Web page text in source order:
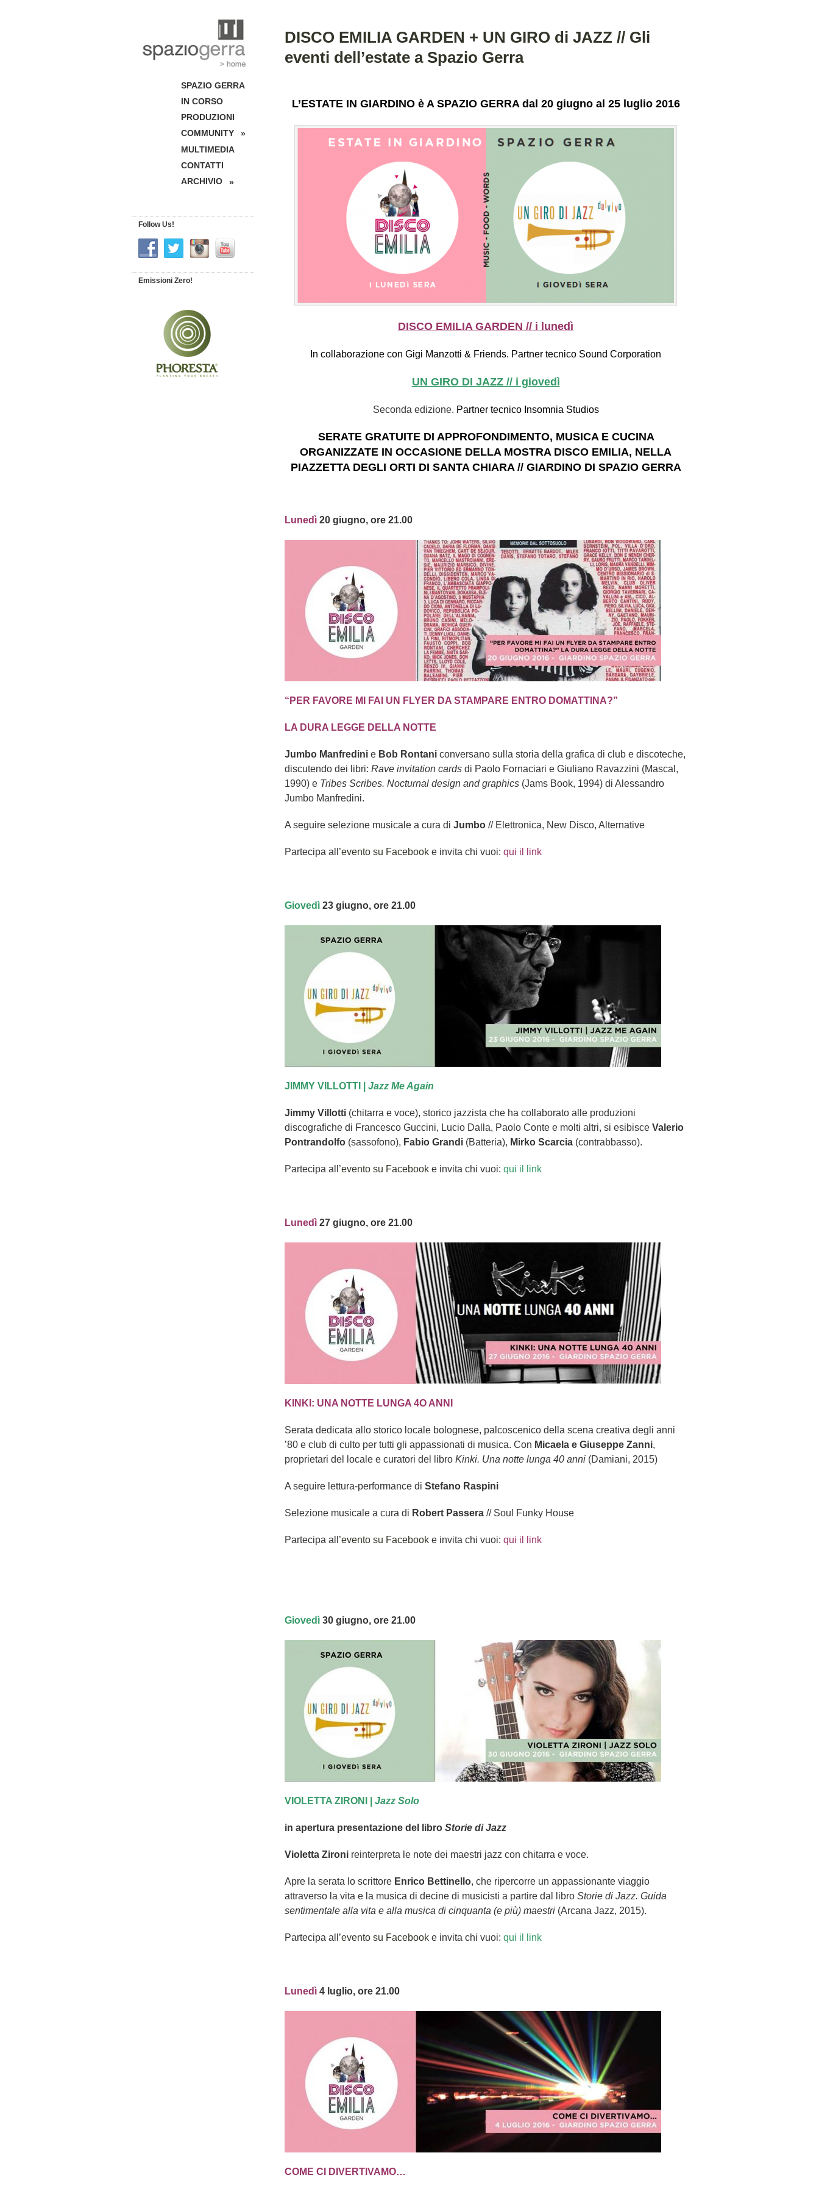
DISCO EMILIA GARDEN + UN GIRO di JAZZ // Gli
eventi dell’estate a Spazio Gerra
L’ESTATE IN GIARDINO è A SPAZIO GERRA dal 20 giugno al 25 luglio 2016
DISCO EMILIA GARDEN // i lunedì
In collaborazione con Gigi Manzotti & Friends. Partner tecnico Sound Corporation
UN GIRO DI JAZZ // i giovedì
Seconda edizione. Partner tecnico Insomnia Studios
SERATE GRATUITE DI APPROFONDIMENTO, MUSICA E CUCINA
ORGANIZZATE IN OCCASIONE DELLA MOSTRA DISCO EMILIA, NELLA
PIAZZETTA DEGLI ORTI DI SANTA CHIARA // GIARDINO DI SPAZIO GERRA
Lunedì 20 giugno, ore 21.00
“ PER FAVORE MI FAI UN FLYER DA STAMPARE ENTRO DOMATTINA?”
LA DURA LEGGE DELLA NOTTE
Jumbo Manfredini e Bob Rontani conversano sulla storia della grafica di club e discoteche,
discutendo dei libri: Rave invitation cards di Paolo Fornaciari e Giuliano Ravazzini (Mascal,
1990) e Tribes Scribes. Nocturnal design and graphics (Jams Book, 1994) di Alessandro
Jumbo Manfredini.
A seguire selezione musicale a cura di Jumbo // Elettronica, New Disco, Alternative
Partecipa all’evento su Facebook e invita chi vuoi: qui il link
Giovedì 23 giugno, ore 21.00
JIMMY VILLOTTI | Jazz Me Again
Jimmy Villotti (chitarra e voce), storico jazzista che ha collaborato alle produzioni
discografiche di Francesco Guccini, Lucio Dalla, Paolo Conte e molti altri, si esibisce Valerio
Pontrandolfo (sassofono), Fabio Grandi (Batteria), Mirko Scarcia (contrabbasso).
Partecipa all’evento su Facebook e invita chi vuoi: qui il link
Lunedì 27 giugno, ore 21.00
KINKI: UNA NOTTE LUNGA 4O ANNI
Serata dedicata allo storico locale bolognese, palcoscenico della scena creativa degli anni
’80 e club di culto per tutti gli appassionati di musica. Con Micaela e Giuseppe Zanni,
proprietari del locale e curatori del libro Kinki. Una notte lunga 40 anni (Damiani, 2015)
A seguire lettura-performance di Stefano Raspini
Selezione musicale a cura di Robert Passera // Soul Funky House
Partecipa all’evento su Facebook e invita chi vuoi: qui il link
Giovedì 30 giugno, ore 21.00
VIOLETTA ZIRONI | Jazz Solo
in apertura presentazione del libro Storie di Jazz
Violetta Zironi reinterpreta le note dei maestri jazz con chitarra e voce.
Apre la serata lo scrittore Enrico Bettinello, che ripercorre un appassionante viaggio
attraverso la vita e la musica di decine di musicisti a partire dal libro Storie di Jazz. Guida
sentimentale alla vita e alla musica di cinquanta (e più) maestri (Arcana Jazz, 2015).
Partecipa all’evento su Facebook e invita chi vuoi: qui il link
Lunedì 4 luglio, ore 21.00
COME CI DIVERTIVAMO…
SPAZIO GERRA
IN CORSO
PRODUZIONI
COMMUNITY
»
MULTIMEDIA
CONTATTI
ARCHIVIO
»
Follow Us!
Emissioni Zero!